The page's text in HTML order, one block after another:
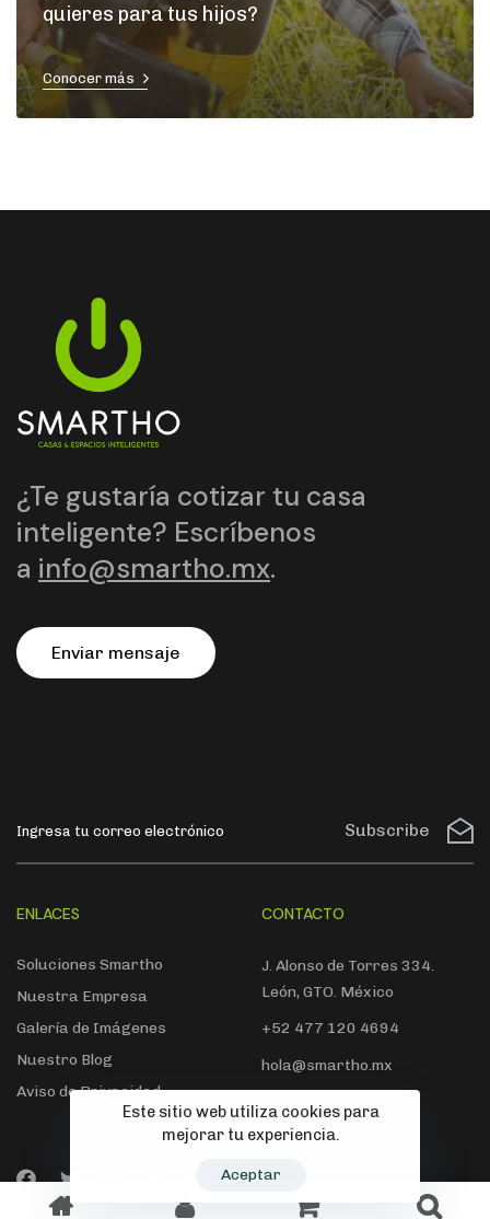
quieres para tus hijos?
Conocer más
¿Te gustaría cotizar tu casa
inteligente? Escríbenos
a info@smartho.mx.
Enviar mensaje
Subscribe
ENLACES
Soluciones Smartho
Nuestra Empresa
Galería de Imágenes
Nuestro Blog
Aviso de Privacidad
CONTACTO
J. Alonso de Torres 334.
León, GTO. México
+52 477 120 4694
hola@smartho.mx
© 2022 Smartho. Todos los derechos reservados
Este sitio web utiliza cookies para
mejorar tu experiencia.
Aceptar